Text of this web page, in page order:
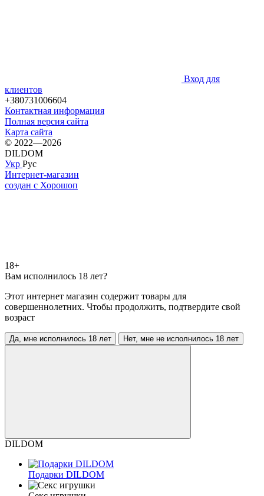
Вход для
клиентов
+380731006604
Контактная информация
Полная версия сайта
Карта сайта
© 2022—2026
DILDOM
Укр Рус
Интернет-магазин
создан с Хорошоп
18+
Вам исполнилось 18 лет?
Этот интернет магазин содержит товары для
совершеннолетних. Чтобы продолжить, подтвердите свой
возраст
Да, мне исполнилось 18 лет Нет, мне не исполнилось 18 лет
DILDOM
Подарки DILDOM